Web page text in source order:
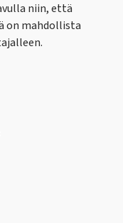
niin, että
on mahdollista